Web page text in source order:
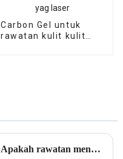
Carbon Gel untuk
rawatan kulit kulit
Apakah rawatan menghilangkan rambut tanpa rasa sakit laser diod soprano?